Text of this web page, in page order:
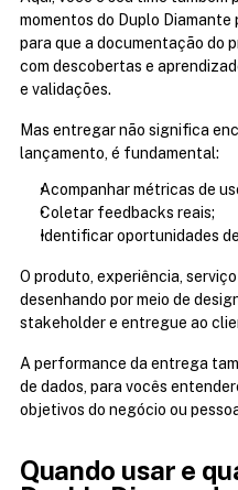
momentos do Duplo
para que a documentação do
com descobertas e
e validações.
Mas entregar não significa
lançamento, é fundamental:
Acompanhar métricas de
Coletar feedbacks reais;
Identificar oportunidades
O produto, experiência,
desenhando por meio de
stakeholder e entregue ao
A performance da entrega
de dados, para vocês
objetivos do negócio ou
Quando usar e